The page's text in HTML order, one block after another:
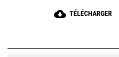
cloud_download TÉLÉCHARGER